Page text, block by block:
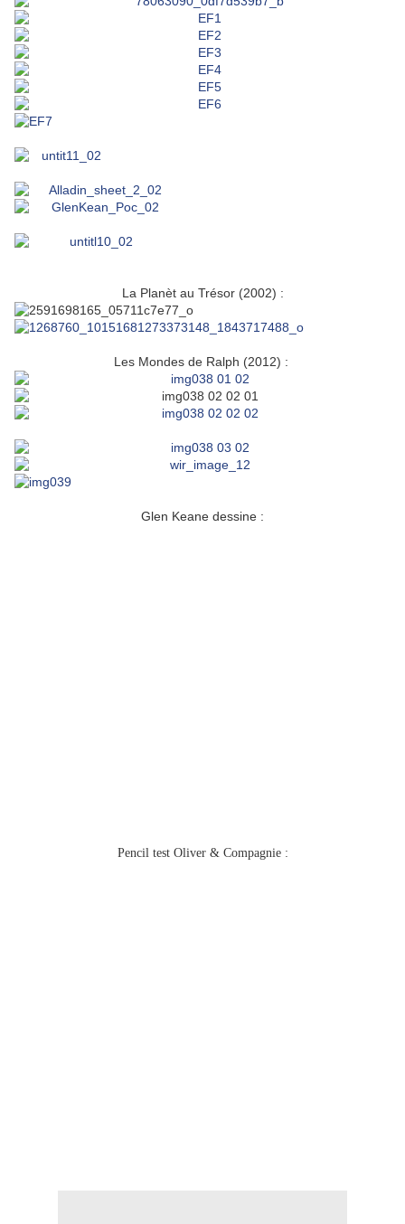
La Planèt au Trésor (2002) :
Les Mondes de Ralph (2012) :
Glen Keane dessine :
Pencil test Oliver & Compagnie :